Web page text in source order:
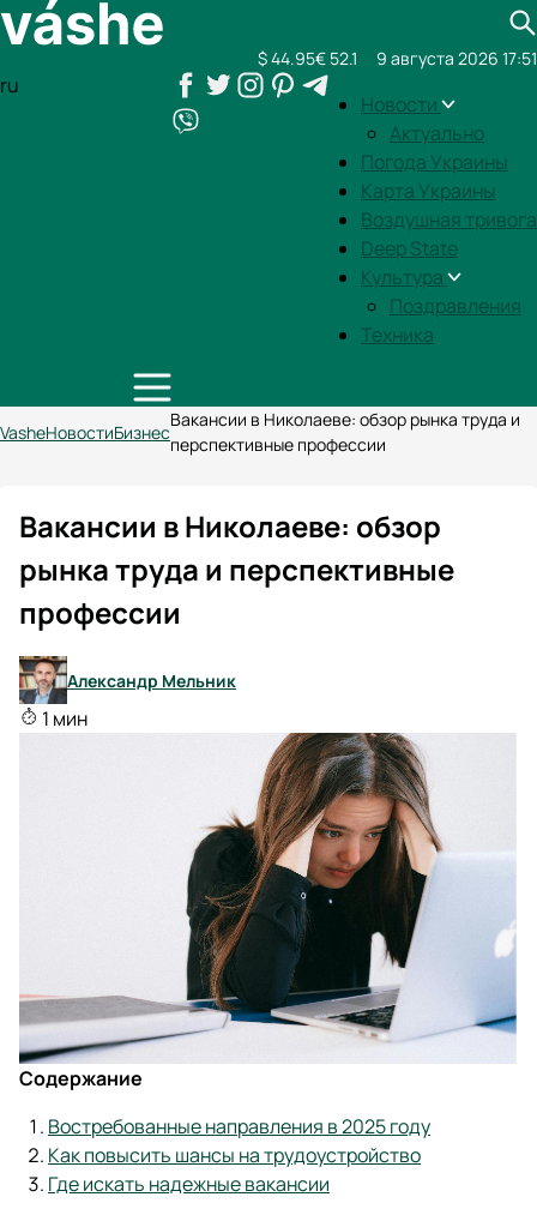
ru
Новости
Актуально
Погода Украины
Карта Украины
Воздушная тривога
Deep State
Культура
Поздравления
Техника
$ 44.95€ 52.1 9 августа 2026 17:51
VasheНовостиБизнес
Вакансии в Николаеве: обзор рынка труда и
перспективные профессии
Вакансии в Николаеве: обзор
рынка труда и перспективные
профессии
Александр Мельник
1 мин
Содержание
Востребованные направления в 2025 году
Как повысить шансы на трудоустройство
Где искать надежные вакансии